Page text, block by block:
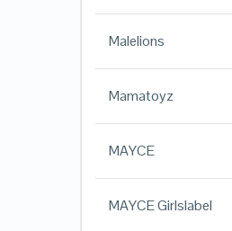
Malelions
Mamatoyz
MAYCE
MAYCE Girlslabel